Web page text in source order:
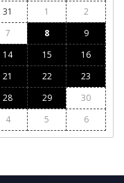
31 1
2
7 8
9
14 15
16
21 22
23
28 29
30
4 5 6